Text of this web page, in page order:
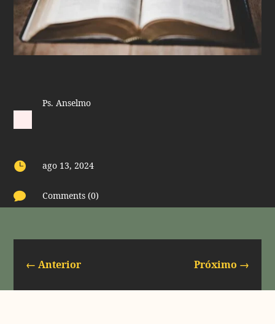
Ps. Anselmo
 ago 13, 2024
 Comments (0)
←Anterior Próximo →